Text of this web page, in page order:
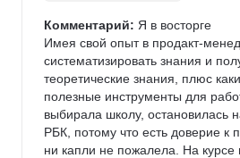
Комментарий: Я в восторге
Имея свой опыт в продакт-
систематизировать знания и
теоретические знания, плюс
полезные инструменты для
выбирала школу, остановилась
РБК, потому что есть доверие к
ни капли не пожалела. На курсе